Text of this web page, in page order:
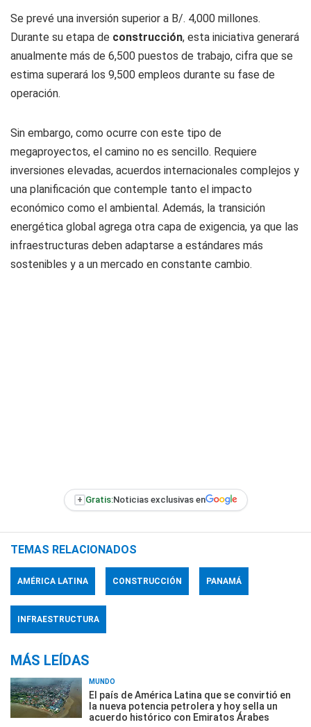
Se prevé una inversión superior a B/. 4,000 millones.
Durante su etapa de construcción, esta iniciativa generará
anualmente más de 6,500 puestos de trabajo, cifra que se
estima superará los 9,500 empleos durante su fase de
operación.
Sin embargo, como ocurre con este tipo de
megaproyectos, el camino no es sencillo. Requiere
inversiones elevadas, acuerdos internacionales complejos y
una planificación que contemple tanto el impacto
económico como el ambiental. Además, la transición
energética global agrega otra capa de exigencia, ya que las
infraestructuras deben adaptarse a estándares más
sostenibles y a un mercado en constante cambio.
+ Gratis:Noticias exclusivas en
TEMAS RELACIONADOS
AMÉRICA LATINA CONSTRUCCIÓN PANAMÁ
INFRAESTRUCTURA
MÁS LEÍDAS
MUNDO
El país de América Latina que se convirtió en
la nueva potencia petrolera y hoy sella un
acuerdo histórico con Emiratos Árabes